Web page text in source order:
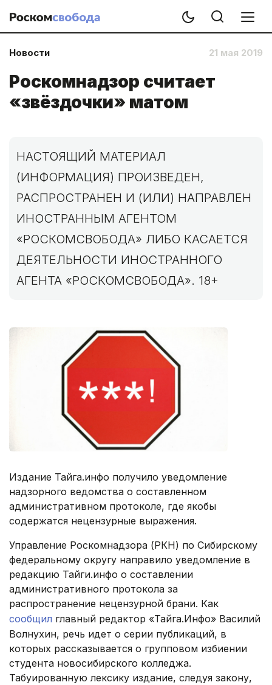
Новости 21 мая 2019
Роскомнадзор считает
«звёздочки» матом
НАСТОЯЩИЙ МАТЕРИАЛ
(ИНФОРМАЦИЯ) ПРОИЗВЕДЕН,
РАСПРОСТРАНЕН И (ИЛИ) НАПРАВЛЕН
ИНОСТРАННЫМ АГЕНТОМ
«РОСКОМСВОБОДА» ЛИБО КАСАЕТСЯ
ДЕЯТЕЛЬНОСТИ ИНОСТРАННОГО
АГЕНТА «РОСКОМСВОБОДА». 18+
Издание Тайга.инфо получило уведомление
надзорного ведомства о составленном
административном протоколе, где якобы
содержатся нецензурные выражения.
Управление Роскомнадзора (РКН) по Сибирскому
федеральному округу направило уведомление в
редакцию Тайги.инфо о составлении
административного протокола за
распространение нецензурной брани. Как
сообщил главный редактор «Тайга.Инфо» Василий
Волнухин, речь идет о серии публикаций, в
которых рассказывается о групповом избиении
студента новосибирского колледжа.
Табуированную лексику издание, следуя закону,